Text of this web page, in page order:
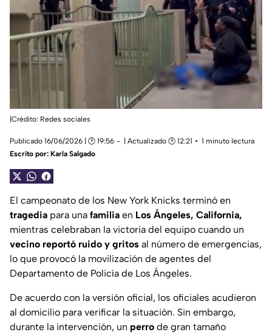
|Crédito: Redes sociales
Publicado 16/06/2026 | 🕑 19:56 | Actualizado 🕑 12:21
1 minuto lectura
Escrito por: Karla Salgado
El campeonato de los New York Knicks terminó en
tragedia para una familia en Los Ángeles, California,
mientras celebraban la victoria del equipo cuando un
vecino reportó ruido y gritos al número de emergencias,
lo que provocó la movilización de agentes del
Departamento de Policía de Los Ángeles.
De acuerdo con la versión oficial, los oficiales acudieron
al domicilio para verificar la situación. Sin embargo,
durante la intervención, un perro de gran tamaño